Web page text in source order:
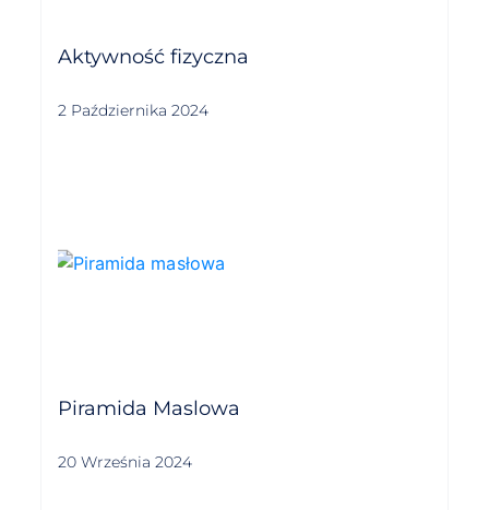
Aktywność fizyczna
2 Października 2024
Piramida Maslowa
20 Września 2024